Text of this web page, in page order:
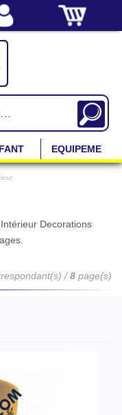
EQUIPEMENT
Decorations
/8 page(s)